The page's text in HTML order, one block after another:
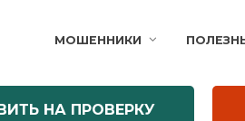
МОШЕННИКИ
НА ПРОВЕРКУ